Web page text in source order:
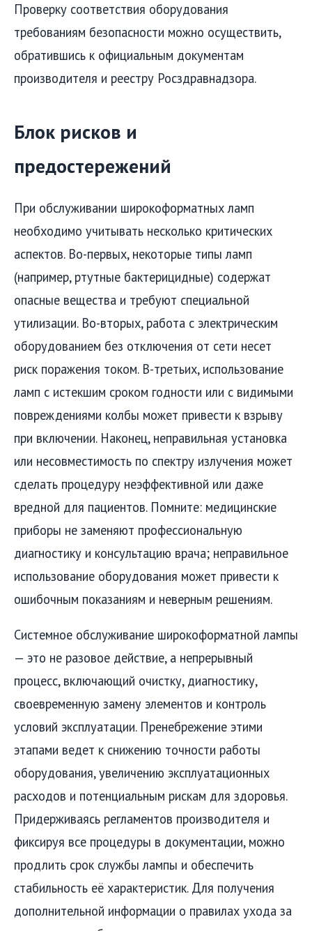
Проверку соответствия оборудования
требованиям безопасности можно осуществить,
обратившись к официальным документам
производителя и реестру Росздравнадзора.
Блок рисков и
предостережений
При обслуживании широкоформатных ламп
необходимо учитывать несколько критических
аспектов. Во-первых, некоторые типы ламп
(например, ртутные бактерицидные) содержат
опасные вещества и требуют специальной
утилизации. Во-вторых, работа с электрическим
оборудованием без отключения от сети несет
риск поражения током. В-третьих, использование
ламп с истекшим сроком годности или с видимыми
повреждениями колбы может привести к взрыву
при включении. Наконец, неправильная установка
или несовместимость по спектру излучения может
сделать процедуру неэффективной или даже
вредной для пациентов. Помните: медицинские
приборы не заменяют профессиональную
диагностику и консультацию врача; неправильное
использование оборудования может привести к
ошибочным показаниям и неверным решениям.
Системное обслуживание широкоформатной лампы
— это не разовое действие, а непрерывный
процесс, включающий очистку, диагностику,
своевременную замену элементов и контроль
условий эксплуатации. Пренебрежение этими
этапами ведет к снижению точности работы
оборудования, увеличению эксплуатационных
расходов и потенциальным рискам для здоровья.
Придерживаясь регламентов производителя и
фиксируя все процедуры в документации, можно
продлить срок службы лампы и обеспечить
стабильность её характеристик. Для получения
дополнительной информации о правилах ухода за